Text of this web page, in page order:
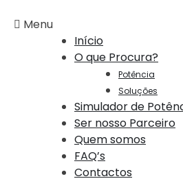
Menu
Início
O que Procura?
Potência
Soluções
Simulador de
Ser nosso Parceiro
Quem somos
FAQ’s
Contactos